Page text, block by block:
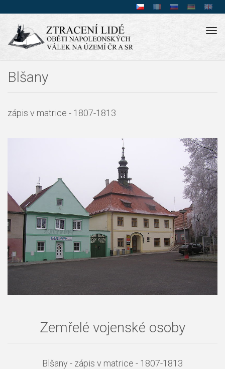
Blšany
zápis v matrice - 1807-1813
Zemřelé vojenské osoby
Blšany - zápis v matrice - 1807-1813